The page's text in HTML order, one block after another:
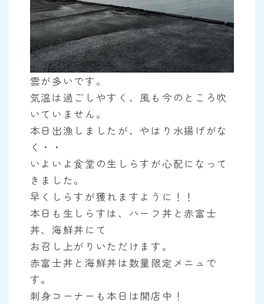
雲が多いです。
気温は過ごしやすく、風も今のところ吹
いていません。
本日出漁しましたが、やはり水揚げがな
く・・
いよいよ食堂の生しらすが心配になって
きました。
早くしらすが獲れますように！！
本日も生しらすは、ハーフ丼と赤富士
丼、海鮮丼にて
お召し上がりいただけます。
赤富士丼と海鮮丼は数量限定メニュで
す。
刺身コーナーも本日は開店中！